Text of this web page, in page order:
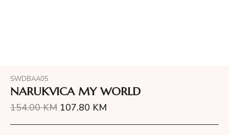
SWDBAA05
NARUKVICA MY WORLD
154.00KM 107.80 KM